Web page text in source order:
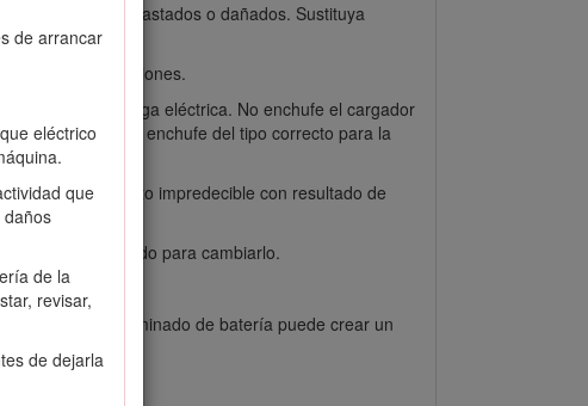
de arrancar
eléctrico
que
de la
revisar,
de dejarla
no están desgastados o dañados. Sustituya
de incendio y lesiones.
o una descarga eléctrica. No enchufe el cargador
un adaptador de enchufe del tipo correcto para la
comportamiento impredecible con resultado de
Técnico Autorizado para cambiarlo.
un tipo determinado de batería puede crear un